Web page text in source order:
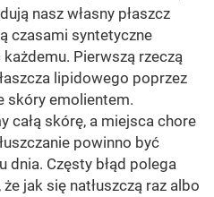
nasz własny płaszcz
czasami syntetyczne
Pierwszą rzeczą
lipidowego poprzez
skóry emolientem.
całą skórę, a miejsca chore
powinno być
Częsty błąd polega
jak się natłuszczą raz albo